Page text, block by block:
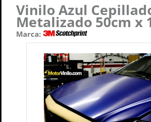
Vinilo Azul
Metalizado 50cm x
Marca: